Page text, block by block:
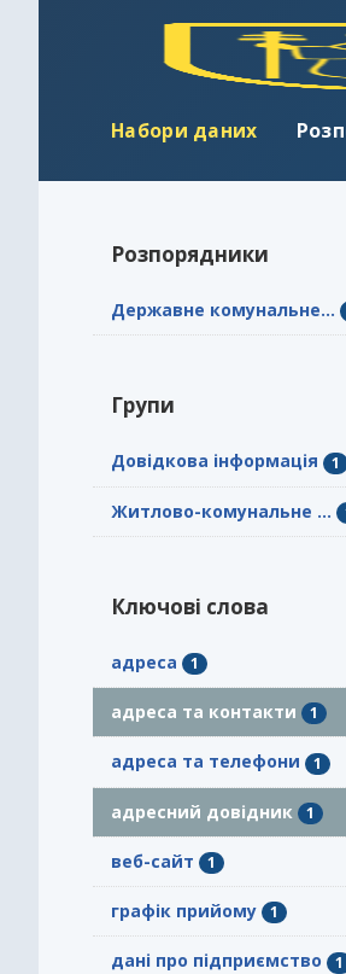
Набори даних
Розпорядники
Державне комунальне...
Групи
Довідкова інформація 1
Житлово-комунальне ...
Ключові слова
адреса 1
адреса та контакти 1
адреса та телефони 1
адресний довідник 1
веб-сайт 1
графік прийому 1
дані про підприємство 1